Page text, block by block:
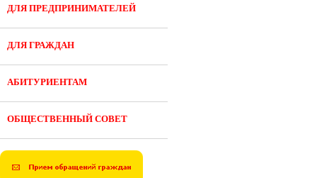
ДЛЯ ПРЕДПРИНИМАТЕЛЕЙ
ДЛЯ ГРАЖДАН
АБИТУРИЕНТАМ
ОБЩЕСТВЕННЫЙ СОВЕТ